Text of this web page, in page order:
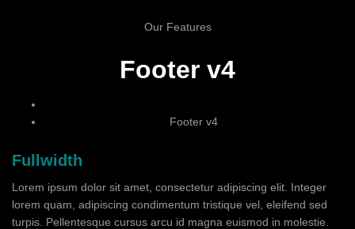
Our Features
Footer v4
Footer v4
Fullwidth
Lorem ipsum dolor sit amet, consectetur adipiscing elit. Integer
lorem quam, adipiscing condimentum tristique vel, eleifend sed
turpis. Pellentesque cursus arcu id magna euismod in molestie.